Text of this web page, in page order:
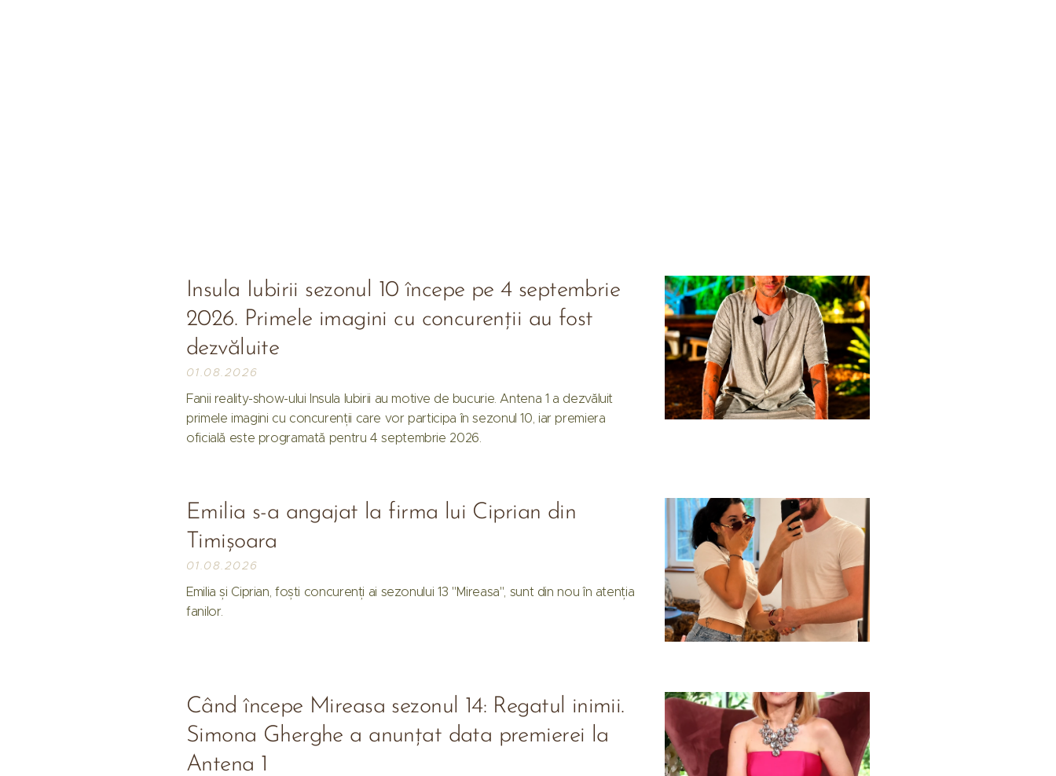
Insula Iubirii sezonul 10 începe pe 4 septembrie
2026. Primele imagini cu concurenții au fost
dezvăluite
01.08.2026
Fanii reality-show-ului Insula Iubirii au motive de bucurie. Antena 1 a dezvăluit
primele imagini cu concurenții care vor participa în sezonul 10, iar premiera
oficială este programată pentru 4 septembrie 2026.
Emilia s-a angajat la firma lui Ciprian din
Timișoara
01.08.2026
Emilia și Ciprian, foști concurenți ai sezonului 13 "Mireasa", sunt din nou în atenția
fanilor.
Când începe Mireasa sezonul 14: Regatul inimii.
Simona Gherghe a anunțat data premierei la
Antena 1